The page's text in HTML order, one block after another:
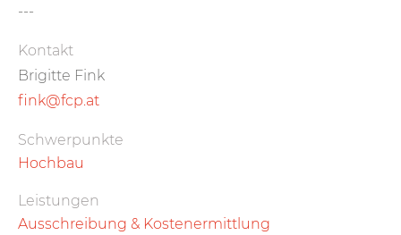
---
Kontakt
Brigitte Fink
fink@fcp.at
Schwerpunkte
Hochbau
Leistungen
Ausschreibung & Kostenermittlung